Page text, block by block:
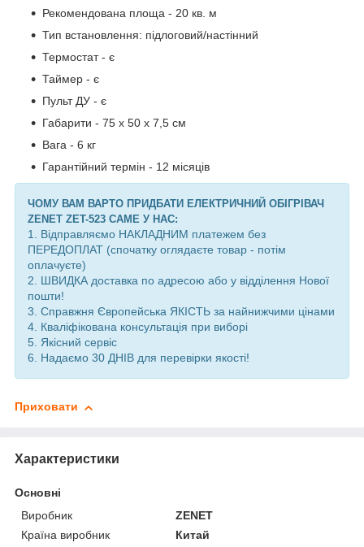
Рекомендована площа - 20 кв. м
Тип встановлення: підлоговий/настінний
Термостат - є
Таймер - є
Пульт ДУ - є
Габарити - 75 х 50 х 7,5 см
Вага - 6 кг
Гарантійний термін - 12 місяців
ЧОМУ ВАМ ВАРТО ПРИДБАТИ ЕЛЕКТРИЧНИЙ ОБІГРІВАЧ
ZENET ZET-523 САМЕ У НАС:
1. Відправляємо НАКЛАДНИМ платежем без
ПЕРЕДОПЛАТ (спочатку оглядаєте товар - потім
оплачуєте)
2. ШВИДКА доставка по адресою або у відділення Нової
пошти!
3. Справжня Європейська ЯКІСТЬ за найнижчими цінами
4. Кваліфікована консультація при виборі
5. Якісний сервіс
6. Надаємо 30 ДНІВ для перевірки якості!
Приховати
Характеристики
Основні
Виробник
ZENET
Країна виробник
Китай